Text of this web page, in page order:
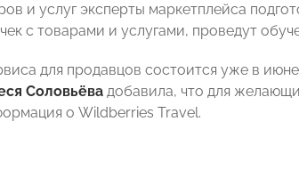
и услуг эксперты маркетплейса
с товарами и услугами, проведут
для продавцов состоится уже в
Соловьёва добавила, что для
о Wildberries Travel.